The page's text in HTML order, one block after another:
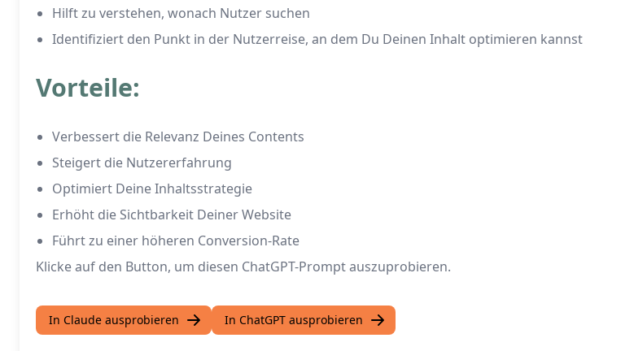
Hilft zu verstehen, wonach Nutzer suchen
Identifiziert den Punkt in der Nutzerreise, an dem Du Deinen Inhalt optimieren kannst
Vorteile:
Verbessert die Relevanz Deines Contents
Steigert die Nutzererfahrung
Optimiert Deine Inhaltsstrategie
Erhöht die Sichtbarkeit Deiner Website
Führt zu einer höheren Conversion-Rate
Klicke auf den Button, um diesen ChatGPT-Prompt auszuprobieren.
In Claude ausprobieren In ChatGPT ausprobieren